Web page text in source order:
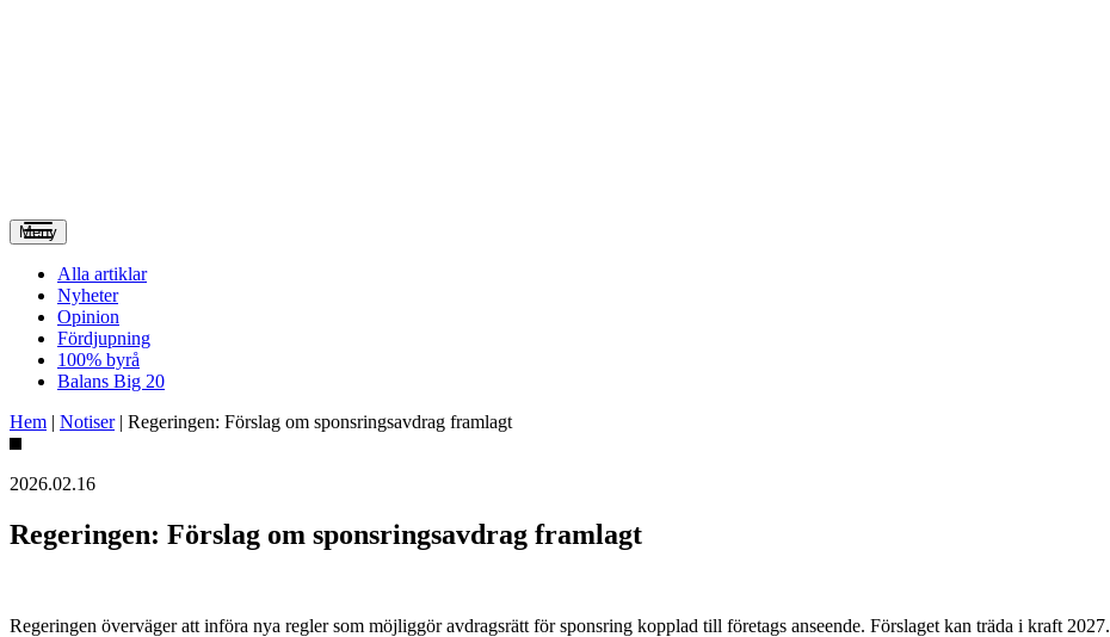
Meny
Alla artiklar
Nyheter
Opinion
Fördjupning
100% byrå
Balans Big 20
Hem | Notiser| Regeringen: Förslag om sponsringsavdrag framlagt
2026.02.16
Regeringen: Förslag om sponsringsavdrag framlagt
Regeringen överväger att införa nya regler som möjliggör avdragsrätt för sponsring kopplad till företags anseende. Förslaget kan träda i kraft 2027.